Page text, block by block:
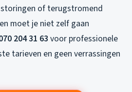
of terugstromend
moet je niet zelf gaan
204 31 63 voor professionele
tarieven en geen verrassingen